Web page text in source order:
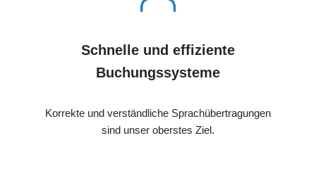
Schnelle und effiziente
Buchungssysteme
Korrekte und verständliche Sprachübertragungen
sind unser oberstes Ziel.